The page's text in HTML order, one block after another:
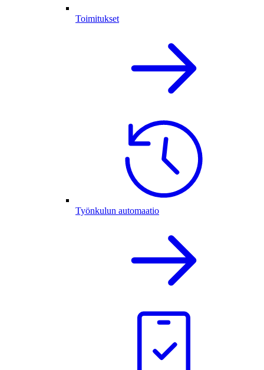
Toimitukset
Työnkulun automaatio